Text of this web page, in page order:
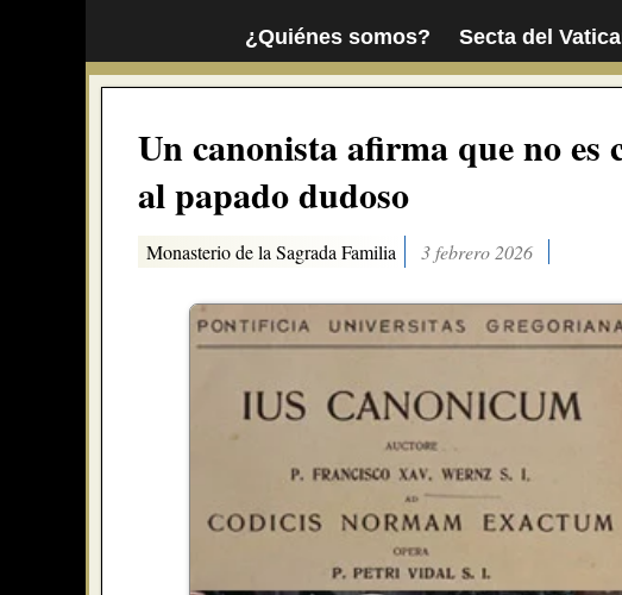
¿Quiénes somos? Secta del
Un canonista afirma que no
al papado dudoso
Monasterio de la Sagrada Familia 3 febrero 2026